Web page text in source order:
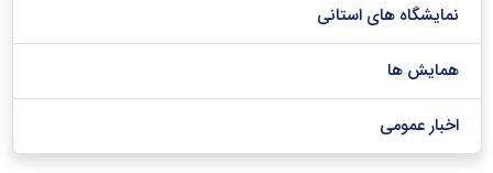
نمایشگاه های استانی
همایش ها
اخبار عمومی